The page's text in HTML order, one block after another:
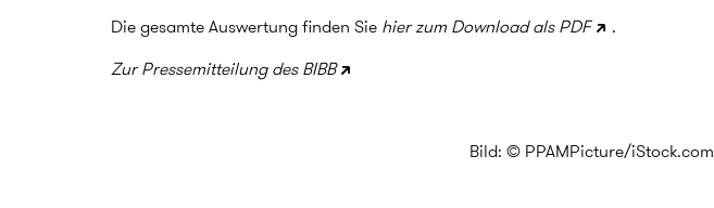
Die gesamte Auswertung finden Sie hier zum Download als PDF
.
Zur Pressemitteilung des BIBB
Bild: © PPAMPicture/iStock.com